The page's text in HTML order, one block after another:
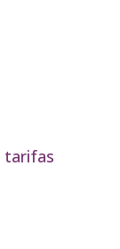
tarifas